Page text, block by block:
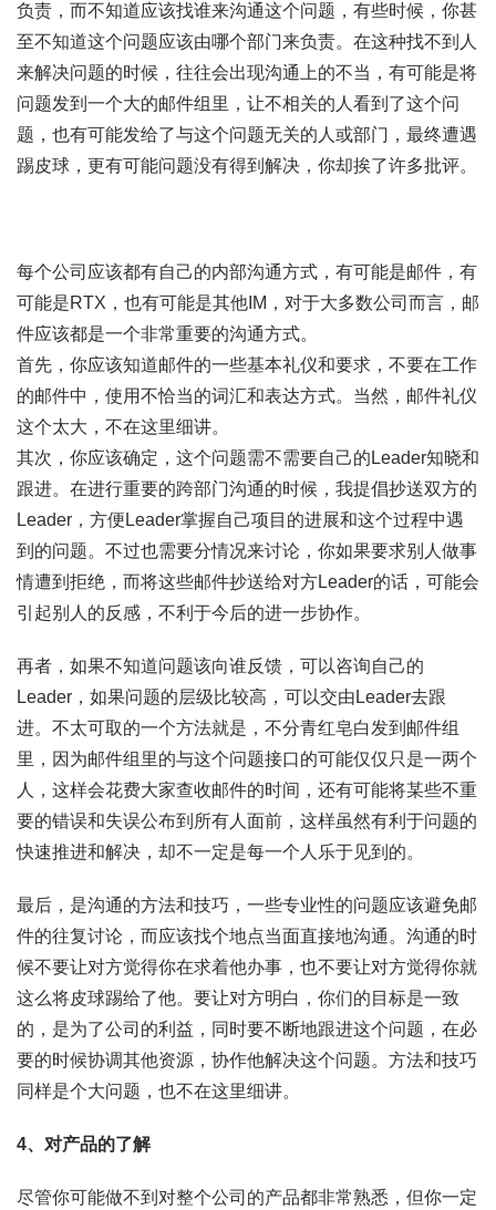
负责，而不知道应该找谁来沟通这个问题，有些时候，你甚
至不知道这个问题应该由哪个部门来负责。在这种找不到人
来解决问题的时候，往往会出现沟通上的不当，有可能是将
问题发到一个大的邮件组里，让不相关的人看到了这个问
题，也有可能发给了与这个问题无关的人或部门，最终遭遇
踢皮球，更有可能问题没有得到解决，你却挨了许多批评。
每个公司应该都有自己的内部沟通方式，有可能是邮件，有
可能是RTX，也有可能是其他IM，对于大多数公司而言，邮
件应该都是一个非常重要的沟通方式。
首先，你应该知道邮件的一些基本礼仪和要求，不要在工作
的邮件中，使用不恰当的词汇和表达方式。当然，邮件礼仪
这个太大，不在这里细讲。
其次，你应该确定，这个问题需不需要自己的Leader知晓和
跟进。在进行重要的跨部门沟通的时候，我提倡抄送双方的
Leader，方便Leader掌握自己项目的进展和这个过程中遇
到的问题。不过也需要分情况来讨论，你如果要求别人做事
情遭到拒绝，而将这些邮件抄送给对方Leader的话，可能会
引起别人的反感，不利于今后的进一步协作。
再者，如果不知道问题该向谁反馈，可以咨询自己的
Leader，如果问题的层级比较高，可以交由Leader去跟
进。不太可取的一个方法就是，不分青红皂白发到邮件组
里，因为邮件组里的与这个问题接口的可能仅仅只是一两个
人，这样会花费大家查收邮件的时间，还有可能将某些不重
要的错误和失误公布到所有人面前，这样虽然有利于问题的
快速推进和解决，却不一定是每一个人乐于见到的。
最后，是沟通的方法和技巧，一些专业性的问题应该避免邮
件的往复讨论，而应该找个地点当面直接地沟通。沟通的时
候不要让对方觉得你在求着他办事，也不要让对方觉得你就
这么将皮球踢给了他。要让对方明白，你们的目标是一致
的，是为了公司的利益，同时要不断地跟进这个问题，在必
要的时候协调其他资源，协作他解决这个问题。方法和技巧
同样是个大问题，也不在这里细讲。
4、对产品的了解
尽管你可能做不到对整个公司的产品都非常熟悉，但你一定